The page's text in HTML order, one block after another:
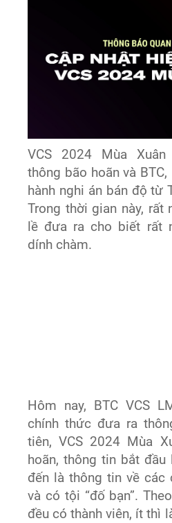
VCS 2024 Mùa
thông bão hoãn và
hành nghi án bán độ từ
Trong thời gian này, rất
lề đưa ra cho biết rất
dính chàm.
Hôm nay, BTC VCS
chính thức đưa ra
tiên, VCS 2024 Mùa
hoãn, thông tin bắt
đến là thông tin về các
và có tội “đố bạn”.
đều có thành viên, ít thì